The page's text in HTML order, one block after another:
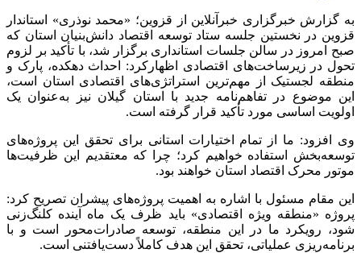
به گزارش خبرگزاری خبرآنلاین از قزوین؛ «محمد نوذری» استاندار
قزوین در نخستین جلسه ستاد توسعه اقتصاد دانش‌بنیان استان که
صبح امروز در سالن جلسات استانداری برگزار شد، با تأکید بر لزوم
تحول در زیرساخت‌های اقتصادی اظهارکرد: احداث دهکده، پارک و
منطقه لجستیک از مهم‌ترین استراتژی‌های اقتصادی استان است،
این موضوع در تفاهم‌نامه جدید با استان گیلان نیز به‌عنوان یک
اولویت اساسی مورد تأکید قرار گرفته است.
وی افزود: ما از تمام اختیارات استانی برای تحقق این پروژه‌های
توسعه‌بخش استفاده خواهیم کرد؛ چرا که معتقدیم این ظرفیت‌ها
موتور محرک اقتصاد استان خواهند بود.
این مقام مسئول با اشاره به اهمیت پروژه‌های پیشران تصریح کرد:
پروژه «منطقه ویژه اقتصادی» باید ظرف یک ماه آینده کلنگ‌زنی
شود، رویکرد ما در این منطقه، توسعه صادرات‌محور است و با
برنامه‌ریزی عملیاتی، تحقق این هدف کاملاً دست‌یافتنی است.